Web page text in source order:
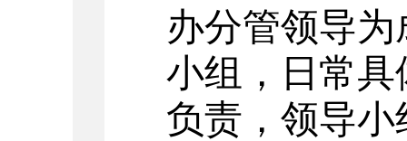
办分管领导
小组，日常
负责，领导